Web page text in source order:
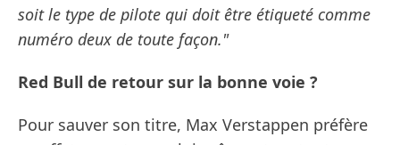
soit le type de pilote qui doit être étiqueté comme
numéro deux de toute façon."
Red Bull de retour sur la bonne voie ?
Pour sauver son titre, Max Verstappen préfère